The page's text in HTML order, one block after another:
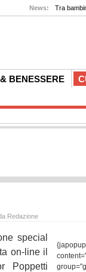
BENESSERE
News: Tra
Redazione
special
on-line il
Poppetti